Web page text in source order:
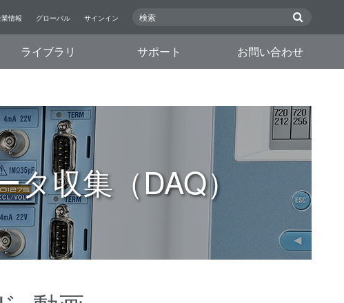
情報 グローバル サインイン
ライブラリ サポート お問い合わせ
収集（DAQ）